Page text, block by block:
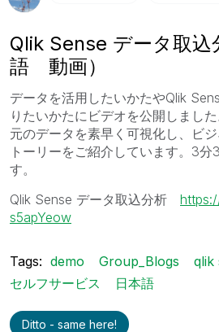
Qlik Sense データ取込
語 動画）
データを活用したいかたやQlik
りたいかたにビデオを公開しまし
元のデータを素早く可視化し、ビ
トーリーをご紹介しています。3分
す。
Qlik Sense データ取込分析
s5apYeow
Tags: demo Group_Blogs qlik
セルフサービス
日本語
Ditto - same here!